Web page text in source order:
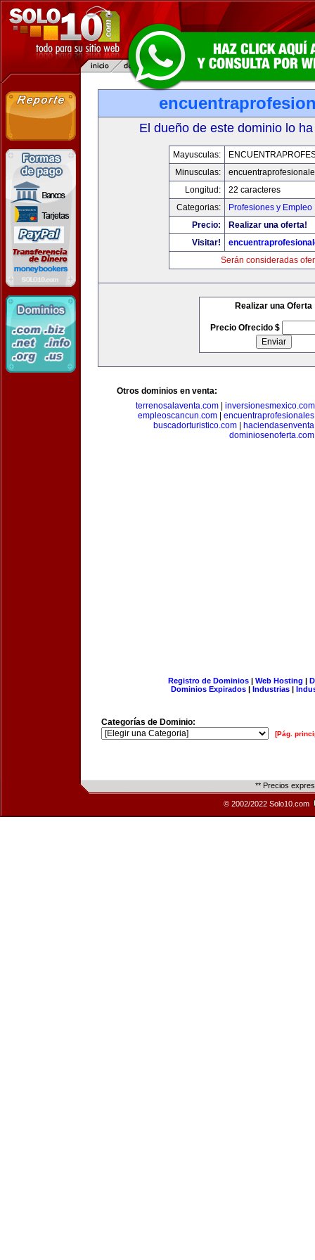
El dueño de este dominio lo
Mayusculas:
Minusculas:
Longitud:
22 caracteres
Categorias:
Profesiones y Empleo
Precio:
Realizar una oferta!
Visitar!
Serán consideradas
Realizar una Oferta
Precio Ofrecido $
Otros dominios en venta:
terrenosalaventa.com| inversionesmexico.com
empleoscancun.com
buscadorturistico.com|
dominiosenoferta.com
Registro de Dominios| Web Hosting |
Dominios Expirados | Industrias |
Categorías de Dominio:
[Pág.
** Precios
© 2002/2022 Solo10.com